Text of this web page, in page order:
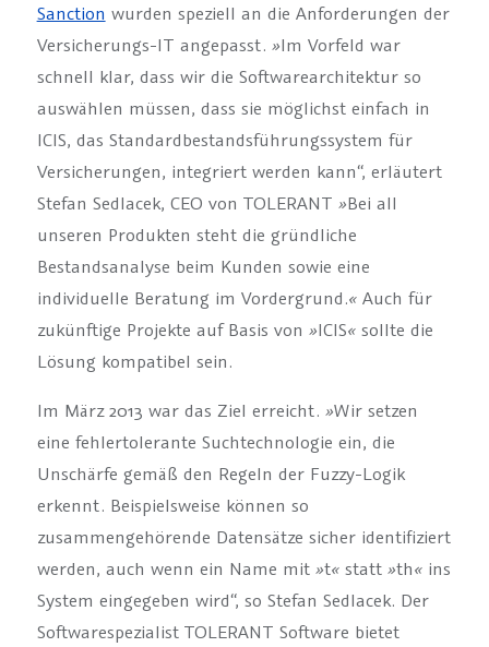
Sanction wurden speziell an die Anforderungen der
Versicherungs-IT angepasst. »Im Vorfeld war
schnell klar, dass wir die Softwarearchitektur so
auswählen müssen, dass sie möglichst einfach in
ICIS, das Standardbestandsführungssystem für
Versicherungen, integriert werden kann“, erläutert
Stefan Sedlacek, CEO von TOLERANT »Bei all
unseren Produkten steht die gründliche
Bestandsanalyse beim Kunden sowie eine
individuelle Beratung im Vordergrund.«Auch für
zukünftige Projekte auf Basis von »ICIS«sollte die
Lösung kompatibel sein.
Im März 2013 war das Ziel erreicht. »Wir setzen
eine fehlertolerante Suchtechnologie ein, die
Unschärfe gemäß den Regeln der Fuzzy-Logik
erkennt. Beispielsweise können so
zusammengehörende Datensätze sicher identifiziert
werden, auch wenn ein Name mit »t«statt »th«ins
System eingegeben wird“, so Stefan Sedlacek. Der
Softwarespezialist TOLERANT Software bietet